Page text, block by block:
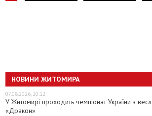
НОВИНИ ЖИТОМИРА
07.08.2026, 20:12
У Житомирі проходить чемпіонат України з
«Дракон»